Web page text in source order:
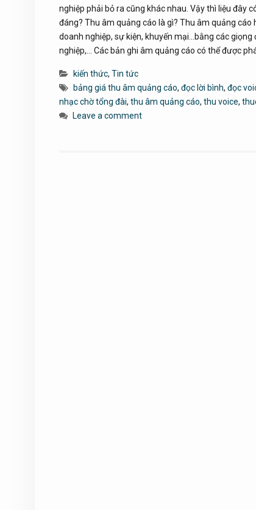
nghiệp phải bỏ ra cũng khác nhau. Vậy thì liệu đây
đáng? Thu âm quảng cáo là gì? Thu âm quảng
doanh nghiệp, sự kiện, khuyến mại…bằng các
nghiệp,… Các bản ghi âm quảng cáo có thể được
kiến thức, Tin tức
bảng giá thu âm quảng cáo, đọc lời bình, đọc
nhạc chờ tổng đài, thu âm quảng cáo, thu voice,
Leave a comment